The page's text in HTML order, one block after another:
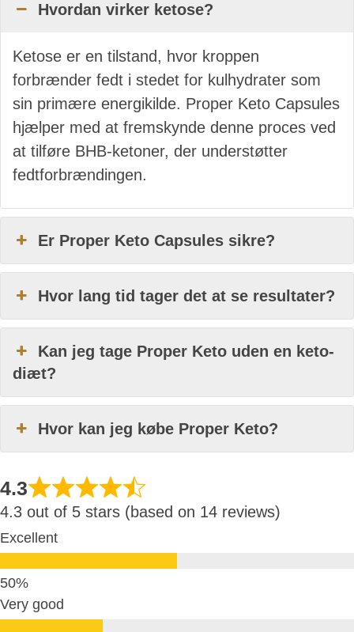
Hvordan virker ketose?
Ketose er en tilstand, hvor kroppen
forbrænder fedt i stedet for kulhydrater som
sin primære energikilde. Proper Keto Capsules
hjælper med at fremskynde denne proces ved
at tilføre BHB-ketoner, der understøtter
fedtforbrændingen.
Er Proper Keto Capsules sikre?
Hvor lang tid tager det at se resultater?
Kan jeg tage Proper Keto uden en keto-
diæt?
Hvor kan jeg købe Proper Keto?
4.3
4.3 out of 5 stars (based on 14 reviews)
Excellent
Very good